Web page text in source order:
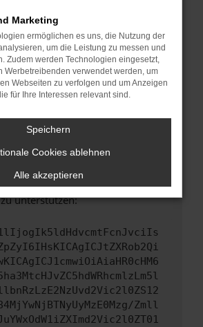
auf dem neuesten Stand
birgt nicht nur ein
sondern kann auch dazu
bestimmte Funktionen nicht mehr
an den Webseitenbetreiber.
oben genannten Schritte versucht
uns bitte. Wir werden
Problem zu beheben. Du kannst
schicken, um uns bei der
unterstützen:
Zmll
Marketing
ermöglichen es uns, die Nutzung der
um die Leistung zu messen und
Zudem werden Technologien eingesetzt,
Werbetreibenden verwendet werden, um
Webseiten zu verfolgen und um Anzeigen
für Ihre Interessen relevant sind.
Speichern
Cookies ablehnen
Alle akzeptieren